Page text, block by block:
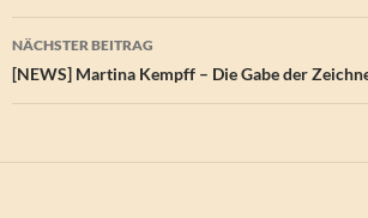
NÄCHSTER BEITRAG
[NEWS] Martina Kempff – Die Gabe der